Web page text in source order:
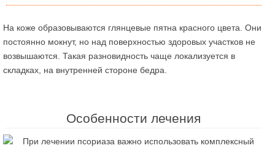
На коже образовываются глянцевые пятна красного цвета. Они
постоянно мокнут, но над поверхностью здоровых участков не
возвышаются. Такая разновидность чаще локализуется в
складках, на внутренней стороне бедра.
Особенности лечения